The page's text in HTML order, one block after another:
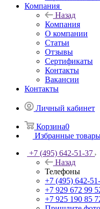
Компания
Назад
Компания
О компании
Статьи
Отзывы
Сертификаты
Контакты
Вакансии
Контакты
Личный кабинет
Корзина0
Избранные
+7 (495) 642-51-37
Назад
Телефоны
+7 (495) 642-
+7 929 672 99
+7 925 190 85